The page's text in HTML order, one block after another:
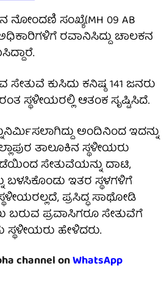
ನೋಂದಣಿ ಸಂಖ್ಯೆ(MH 09 AB
ರವಾನಿಸಿದ್ದು ಚಾಲಕನ
ಕುಸಿದು ಕನಿಷ್ಠ 141 ಜನರು
ಸ್ಥಳೀಯರಲ್ಲಿ ಆತಂಕ ಸೃಷ್ಟಿಸಿದೆ.
ಅಂದಿನಿಂದ ಇದನ್ನು
ತಾಲೂಕಿನ ಸ್ಥಳೀಯರು
ಸೇತುವೆಯನ್ನು ದಾಟಿ,
ಬಳಸಿಕೊಂಡು ಇತರ ಸ್ಥಳಗಳಿಗೆ
ಪ್ರಸಿದ್ಧ ಸಾಥೋಡಿ
ಬರುವ ಪ್ರವಾಸಿಗರೂ ಸೇತುವೆಗೆ
ಸ್ಥಳೀಯರು ಹೇಳಿದರು.
channel onWhatsApp